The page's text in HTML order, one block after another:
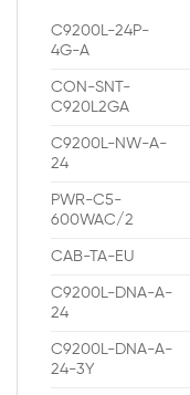
C9200L-24P-
4G-A
CON-SNT-
C920L2GA
C9200L-NW-A-
24
PWR-C5-
600WAC/2
CAB-TA-EU
C9200L-DNA-A-
24
C9200L-DNA-A-
24-3Y